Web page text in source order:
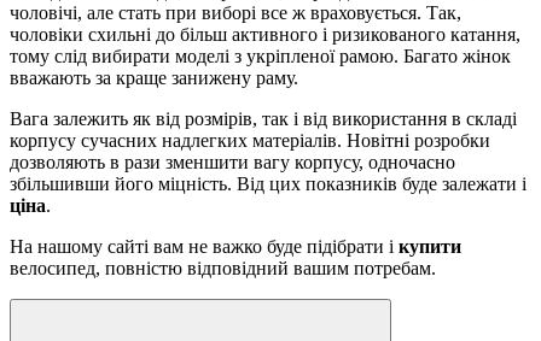
чоловічі, але стать при виборі все ж враховується. Так,
чоловіки схильні до більш активного і ризикованого катання,
тому слід вибирати моделі з укріпленої рамою. Багато жінок
вважають за краще занижену раму.
Вага залежить як від розмірів, так і від використання в складі
корпусу сучасних надлегких матеріалів. Новітні розробки
дозволяють в рази зменшити вагу корпусу, одночасно
збільшивши його міцність. Від цих показників буде залежати і
ціна.
На нашому сайті вам не важко буде підібрати і купити
велосипед, повністю відповідний вашим потребам.